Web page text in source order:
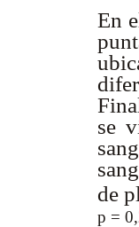
En
se
de
p =